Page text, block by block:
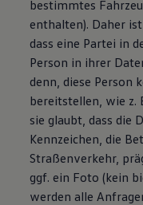
bestimmtes
enthalten). Daher
dass eine Partei in
Person in ihrer
denn, diese Person
bereitstellen, wie z.
sie glaubt, dass die
Kennzeichen, die
Straßenverkehr,
ggf. ein Foto (kein
werden alle